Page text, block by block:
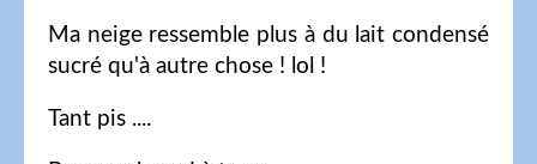
Ma neige ressemble plus à du lait condensé
sucré qu'à autre chose ! lol !
Tant pis ....